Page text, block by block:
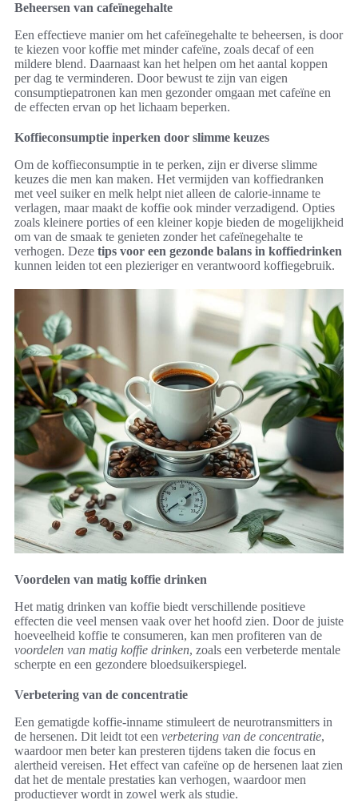
Beheersen van cafeïnegehalte
Een effectieve manier om het cafeïnegehalte te beheersen, is door
te kiezen voor koffie met minder cafeïne, zoals decaf of een
mildere blend. Daarnaast kan het helpen om het aantal koppen
per dag te verminderen. Door bewust te zijn van eigen
consumptiepatronen kan men gezonder omgaan met cafeïne en
de effecten ervan op het lichaam beperken.
Koffieconsumptie inperken door slimme keuzes
Om de koffieconsumptie in te perken, zijn er diverse slimme
keuzes die men kan maken. Het vermijden van koffiedranken
met veel suiker en melk helpt niet alleen de calorie-inname te
verlagen, maar maakt de koffie ook minder verzadigend. Opties
zoals kleinere porties of een kleiner kopje bieden de mogelijkheid
om van de smaak te genieten zonder het cafeïnegehalte te
verhogen. Deze tips voor een gezonde balans in koffiedrinken
kunnen leiden tot een plezieriger en verantwoord koffiegebruik.
Voordelen van matig koffie drinken
Het matig drinken van koffie biedt verschillende positieve
effecten die veel mensen vaak over het hoofd zien. Door de juiste
hoeveelheid koffie te consumeren, kan men profiteren van de
voordelen van matig koffie drinken, zoals een verbeterde mentale
scherpte en een gezondere bloedsuikerspiegel.
Verbetering van de concentratie
Een gematigde koffie-inname stimuleert de neurotransmitters in
de hersenen. Dit leidt tot een verbetering van de concentratie,
waardoor men beter kan presteren tijdens taken die focus en
alertheid vereisen. Het effect van cafeïne op de hersenen laat zien
dat het de mentale prestaties kan verhogen, waardoor men
productiever wordt in zowel werk als studie.